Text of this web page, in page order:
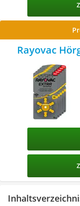
Rayovac